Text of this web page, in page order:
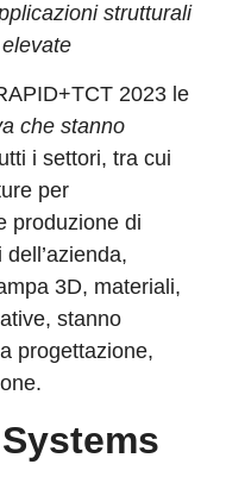
strutturali
2023 le
che stanno
i settori, tra cui
per
produzione di
3D, materiali,
stanno
progettazione,